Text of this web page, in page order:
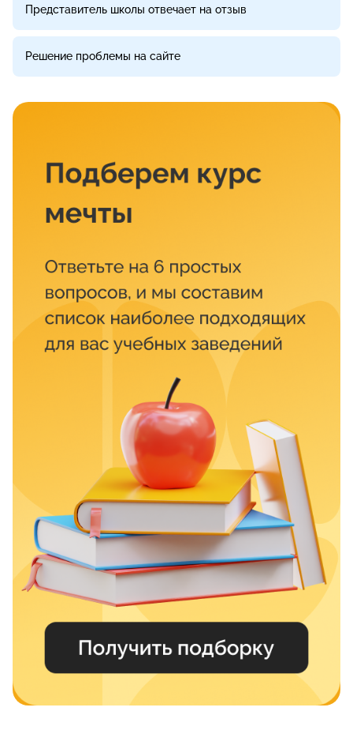
Представитель школы отвечает на отзыв
Решение проблемы на сайте